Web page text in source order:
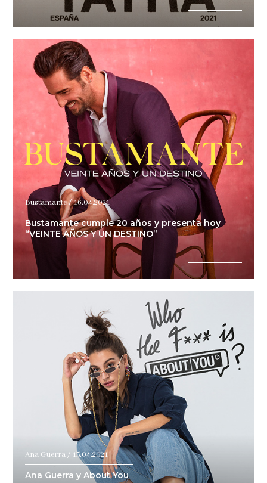
Bustamante / 16.04.2021
Bustamante cumple 20 años y presenta hoy
“VEINTE AÑOS Y UN DESTINO”
Ana Guerra / 15.04.2021
Ana Guerra y About You